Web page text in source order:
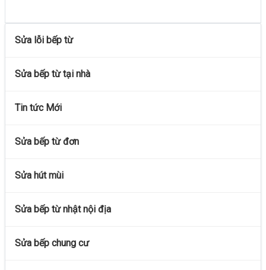
Sửa lỗi bếp từ
Sửa bếp từ tại nhà
Tin tức Mới
Sửa bếp từ đơn
Sửa hút mùi
Sửa bếp từ nhật nội địa
Sửa bếp chung cư